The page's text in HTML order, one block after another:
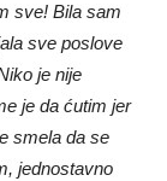
sve! Bila sam
sve poslove
je nije
je da ćutim jer
smela da se
jednostavno